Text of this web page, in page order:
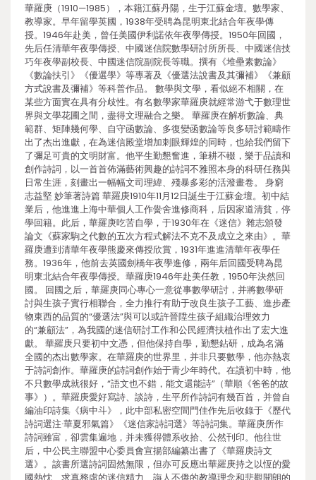
華羅庚（1910—1985），本籍江蘇丹陽，生于江蘇金壇。數學家、
教導家。早年留學英國，1938年受聘為昆明東北結合年夜學傳
授。1946年赴美，曾任美國伊利諾依年夜學傳授。1950年回國，
先后任清華年夜學傳授、中國迷信院數學研討所所長、中國迷信技
巧年夜學副校長、中國迷信院副院長等職。撰有《堆壘素數論》
《數論扶引》《優選學》等專著及《優選法說書及其彌補》《兼顧
方式說書及彌補》等科普作品。 數學與文學，看似絕不相關，在
某些方面實在具有分歧性。有名數學家華羅庚就經常游弋于數理世
界與文學花圃之間，盡得文理融合之樂。 華羅庚在解析數論、典
範群、矩陣幾何學、自守函數論、多復變函數論等良多研討範疇作
出了杰出進獻，在為迷信殿堂增加刺眼輝煌的同時，也給我們留下
了彌足可貴的文明財富。他平生勤懇奮進，筆耕不輟，樂于品讀和
創作詩詞，以一首首佈滿藝術興趣的詩詞不雅照本身的科研任務與
日常生涯，刻畫出一幅幅文司理緯、殘暴多彩的活潑畫卷。 身窮
志益堅 妙筆著詩篇 華羅庚1910年11月12日誕生于江蘇金壇。初中結
業后，他進進上海中華個人工作黌舍進修商科，后因家道清貧，停
學回籍。此后，華羅庚吃苦自學，于1930年在《迷信》雜志頒發
論文《蘇家駒之代數的五次方程式解法不克不及成立之來由》。華
羅庚遭到清華年夜學熊慶來傳授欣賞，1931年進進清華年夜學任
務。1936年，他前去英國劍橋年夜學進修，兩年后回國受聘為昆
明東北結合年夜學傳授。華羅庚1946年赴美任教，1950年決然回
國。 回國之后，華羅庚同心專心一意從事數學研討，并將數學研
討與生孩子實行相聯合，全力推行有助于改良生孩子工藝、進步產
物東西的品質的“優選法”與可以或許晉陞生孩子組織治理效力
的“兼顧法”，為我國的迷信研討工作和公民經濟扶植作出了宏大進
獻。 華羅庚只要初中文憑，但他保持自學，勤懇鉆研，成為名滿
全國的杰出數學家。在華羅庚的世界里，并非只要數學，他亦熱衷
于詩詞創作。華羅庚的詩詞創作始于青少年時代。在讀初中時，他
不只數學成就很好，“語文也不錯，能文還能詩”（華順《爸爸的故
事》）。華羅庚愛好寫詩、談詩，生平所作詩詞有幾百首，并曾自
編油印詩集《病中斗》，此中部私密空間門佳作先后收錄于《歷代
詩詞選注·華夏邪氣篇》《迷信家詩詞選》等詩詞集。華羅庚所作
詩詞雖富，卻雲集遍地，并未獲得體系收拾、公然刊印。他往世
后，中公民主聯盟中心委員會宣揚部編纂出書了《華羅庚詩文
選》。該書所選詩詞固然無限，但亦可反應出華羅庚持之以恆的愛
國熱忱、求真務虛的迷信精力、誨人不倦的教導理念和悲觀開朗的